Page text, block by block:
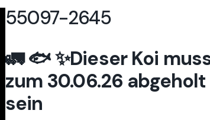
55097-2645
🚛 🐟 ✨Dieser Koi
zum 30.06.26
sein